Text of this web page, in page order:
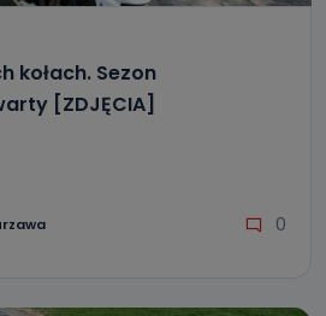
kołach. Sezon
[ZDJĘCIA]
0